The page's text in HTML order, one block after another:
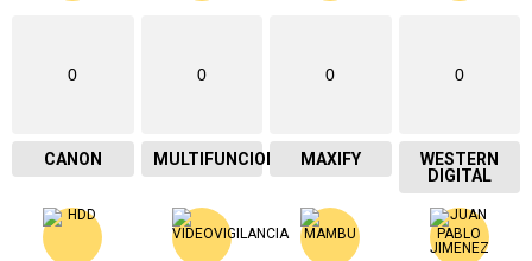
0
CANON
0
MULTIFUNCIONAL
0
MAXIFY
0
WESTERN
DIGITAL